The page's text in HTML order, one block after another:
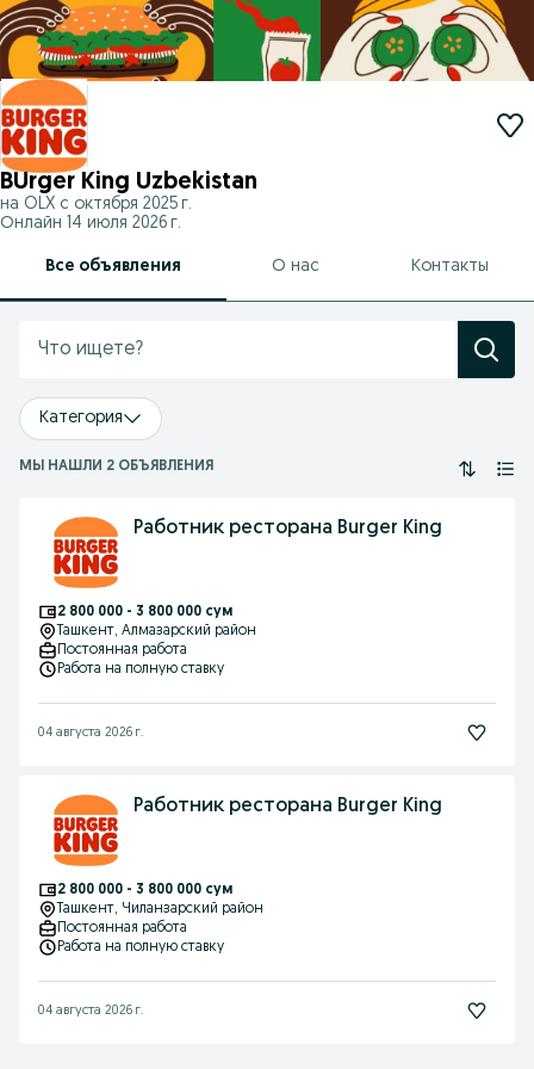
BUrger King Uzbekistan
на OLX с октября 2025 г.
Онлайн 14 июля 2026 г.
Все объявления О нас Контакты
Категория
МЫ НАШЛИ 2 ОБЪЯВЛЕНИЯ
Работник ресторана Burger King
2 800 000 - 3 800 000 сум
Ташкент, Алмазарский район
Постоянная работа
Работа на полную ставку
04 августа 2026 г.
Работник ресторана Burger King
2 800 000 - 3 800 000 сум
Ташкент, Чиланзарский район
Постоянная работа
Работа на полную ставку
04 августа 2026 г.